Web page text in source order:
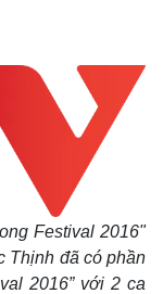
Festival 2016"
Thịnh đã có phần
2016” với 2 ca